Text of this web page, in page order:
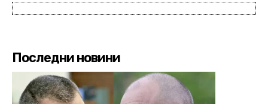
Последни новини